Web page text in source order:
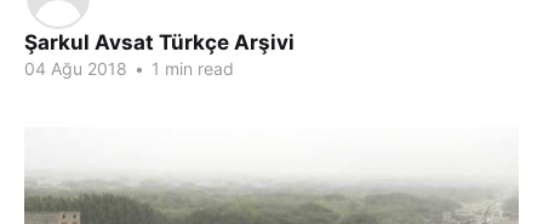
Şarkul Avsat Türkçe Arşivi
04 Ağu 2018 • 1 min read